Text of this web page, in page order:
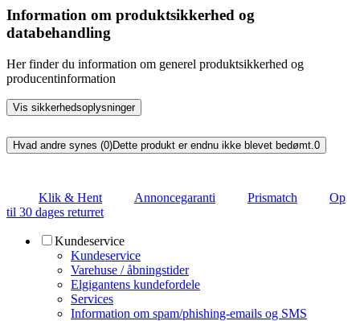
Information om produktsikkerhed og
databehandling
Her finder du information om generel produktsikkerhed og
producentinformation
Vis sikkerhedsoplysninger
Hvad andre synes (0)Dette produkt er endnu ikke blevet bedømt. 0
Klik & Hent Annoncegaranti Prismatch
Op
til 30 dages returret
Kundeservice
Kundeservice
Varehuse / åbningstider
Elgigantens kundefordele
Services
Information om spam/phishing-emails og SMS